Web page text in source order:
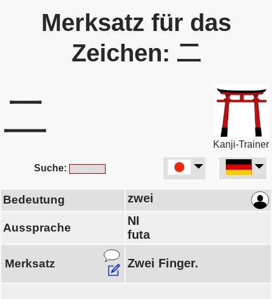
Merksatz für das
Zeichen: 二
二
Kanji-Trainer
Suche:
Bedeutung zwei
Aussprache
NI
futa
Merksatz Zwei Finger.